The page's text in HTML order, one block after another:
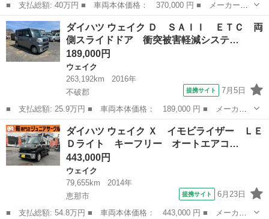
■ 支払総額: 40万円 ■ 車両本体価格： 370,000 円 ■ メーカー
名： ダイハツ ■ 車種名： ウェイク ■ グレード名： Ｄ Ｓ
Ａ スマートアシスト・ＬＥＤヘッドライト・ナビ・フルセグＴＶ・
リヤモニター・ＥＴ...
岐阜 各務原市 ウェイク
ダイハツ ウェイク Ｄ ＳＡＩＩ ＥＴＣ 両
側スライドドア 衝突被害軽減システ…
189,000円
ウェイク
263,192km
2016年
不破郡
提携サイト 7月5日
■ 支払総額: 25.9万円 ■ 車両本体価格： 189,000 円 ■ メーカー
名： ダイハツ ■ 車種名： ウェイク ■ グレード名： Ｄ ＳＡ
ＩＩ ＥＴＣ 両側スライドドア 衝突被害軽減システム ＬＥＤヘ
ッドランプ ...
岐阜 不破郡 ウェイク
ダイハツ ウェイク Ｘ イモビライザー ＬＥ
Ｄライト キーフリー オートエアコ…
443,000円
ウェイク
79,655km
2014年
恵那市
提携サイト 6月23日
■ 支払総額: 54.8万円 ■ 車両本体価格： 443,000 円 ■ メーカー